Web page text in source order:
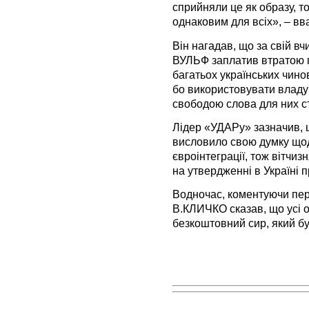
сприйняли це як образу,
однаковим для всіх», –
Він нагадав, що за свій
ВУЛЬФ заплатив
багатьох українських
бо використовувати
свободою слова для них
Лідер «УДАРу» зазначив,
висловило свою думку
євроінтеграції, тож
на утвердженні в Україні
Водночас, коментуючи
В.КЛИЧКО сказав, що усі
безкоштовний сир, який